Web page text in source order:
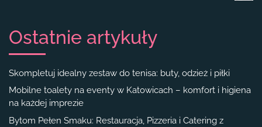
Ostatnie artykuły
Skompletuj idealny zestaw do tenisa: buty, odzież i piłki
Mobilne toalety na eventy w Katowicach – komfort i higiena
na każdej imprezie
Bytom Pełen Smaku: Restauracja, Pizzeria i Catering z